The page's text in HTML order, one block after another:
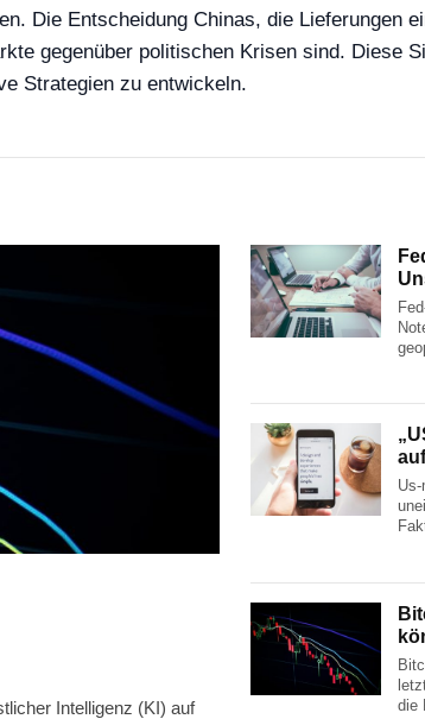
Die Entscheidung Chinas, die Lieferungen
gegenüber politischen Krisen sind. Diese
Strategien zu entwickeln.
Intelligenz (KI) auf
die